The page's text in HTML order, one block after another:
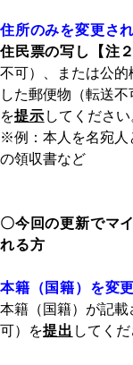
住所のみを変更さ
住民票の写し【注２
不可）、または公
した郵便物（転送
を提示 してください
※例：本人を名宛人
の領収書など
〇今回の更新でマ
れる方
本籍（国籍）を変
本籍（国籍）が記載
可）を提出 してくだ